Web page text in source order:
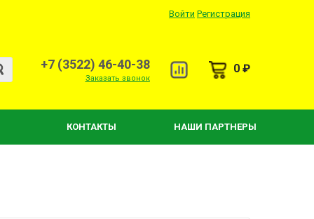
Войти Регистрация
+7 (3522) 46-40-38
Заказать звонок
0 ₽
КОНТАКТЫ НАШИ ПАРТНЕРЫ